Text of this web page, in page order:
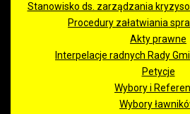
Stanowisko ds. zarządzania
Procedury załatwiania
Akty prawne
Interpelacje radnych Rady
Petycje
Wybory i
Wybory